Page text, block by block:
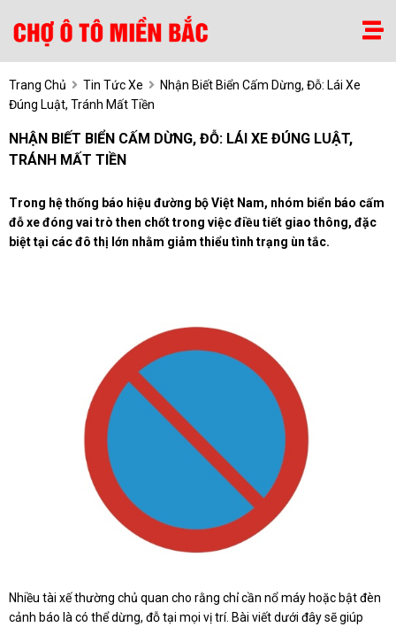
Trang Chủ Tin Tức Xe
Nhận Biết Biển Cấm Dừng, Đỗ: Lái Xe
Đúng Luật, Tránh Mất Tiền
NHẬN BIẾT BIỂN CẤM DỪNG, ĐỖ: LÁI XE ĐÚNG LUẬT,
TRÁNH MẤT TIỀN
Trong hệ thống báo hiệu đường bộ Việt Nam, nhóm biển báo cấm
đỗ xe đóng vai trò then chốt trong việc điều tiết giao thông, đặc
biệt tại các đô thị lớn nhằm giảm thiểu tình trạng ùn tắc.
Nhiều tài xế thường chủ quan cho rằng chỉ cần nổ máy hoặc bật đèn
cảnh báo là có thể dừng, đỗ tại mọi vị trí. Bài viết dưới đây sẽ giúp